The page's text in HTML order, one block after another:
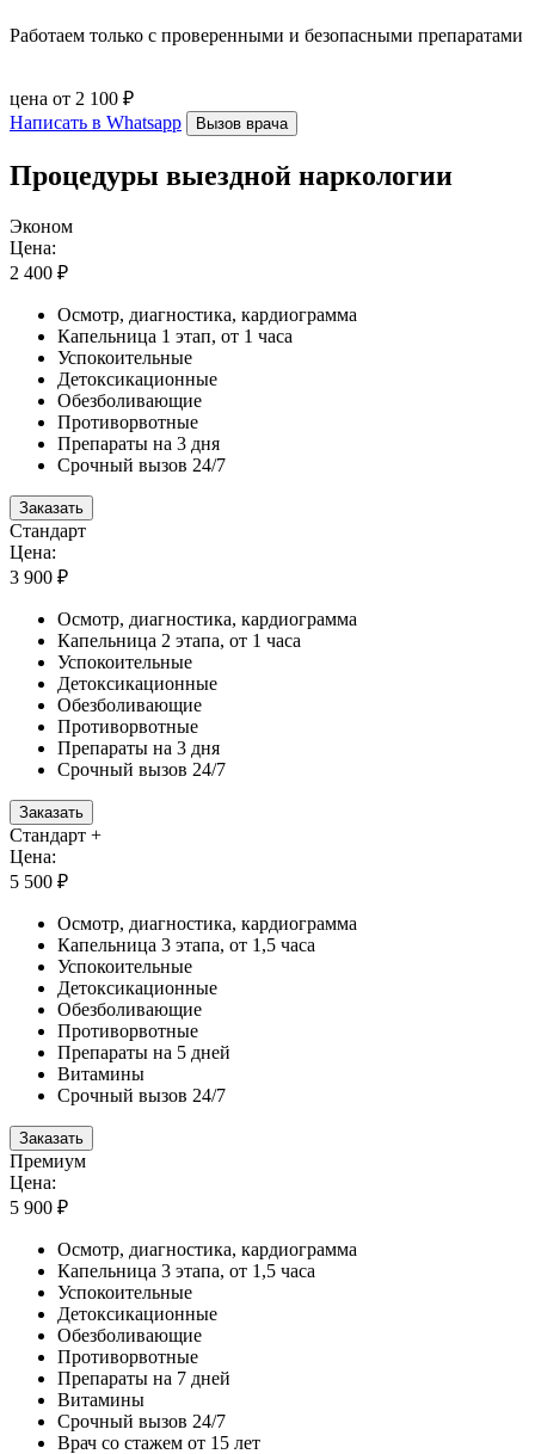
Работаем только с проверенными и безопасными препаратами
цена от 2 100 ₽
Написать в Whatsapp
Вызов врача
Процедуры выездной наркологии
Эконом
Цена:
2 400 ₽
Осмотр, диагностика, кардиограмма
Капельница 1 этап, от 1 часа
Успокоительные
Детоксикационные
Обезболивающие
Противорвотные
Препараты на 3 дня
Срочный вызов 24/7
Заказать
Стандарт
Цена:
3 900 ₽
Осмотр, диагностика, кардиограмма
Капельница 2 этапа, от 1 часа
Успокоительные
Детоксикационные
Обезболивающие
Противорвотные
Препараты на 3 дня
Срочный вызов 24/7
Заказать
Стандарт +
Цена:
5 500 ₽
Осмотр, диагностика, кардиограмма
Капельница 3 этапа, от 1,5 часа
Успокоительные
Детоксикационные
Обезболивающие
Противорвотные
Препараты на 5 дней
Витамины
Срочный вызов 24/7
Заказать
Премиум
Цена:
5 900 ₽
Осмотр, диагностика, кардиограмма
Капельница 3 этапа, от 1,5 часа
Успокоительные
Детоксикационные
Обезболивающие
Противорвотные
Препараты на 7 дней
Витамины
Срочный вызов 24/7
Врач со стажем от 15 лет